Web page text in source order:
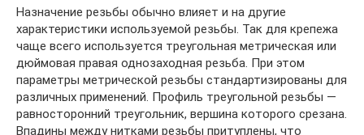
Назначение резьбы обычно влияет и на другие
характеристики используемой резьбы. Так для крепежа
чаще всего используется треугольная метрическая или
дюймовая правая однозаходная резьба. При этом
параметры метрической резьбы стандартизированы для
различных применений. Профиль треугольной резьбы —
равносторонний треугольник, вершина которого срезана.
Впадины между нитками резьбы притуплены, что